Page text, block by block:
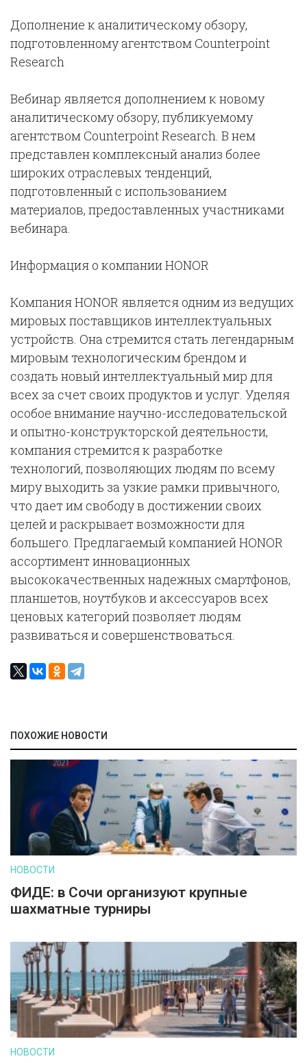
Дополнение к аналитическому обзору,
подготовленному агентством Counterpoint
Research
Вебинар является дополнением к новому
аналитическому обзору, публикуемому
агентством Counterpoint Research. В нем
представлен комплексный анализ более
широких отраслевых тенденций,
подготовленный с использованием
материалов, предоставленных участниками
вебинара.
Информация о компании HONOR
Компания HONOR является одним из ведущих
мировых поставщиков интеллектуальных
устройств. Она стремится стать легендарным
мировым технологическим брендом и
создать новый интеллектуальный мир для
всех за счет своих продуктов и услуг. Уделяя
особое внимание научно-исследовательской
и опытно-конструкторской деятельности,
компания стремится к разработке
технологий, позволяющих людям по всему
миру выходить за узкие рамки привычного,
что дает им свободу в достижении своих
целей и раскрывает возможности для
большего. Предлагаемый компанией HONOR
ассортимент инновационных
высококачественных надежных смартфонов,
планшетов, ноутбуков и аксессуаров всех
ценовых категорий позволяет людям
развиваться и совершенствоваться.
ПОХОЖИЕ НОВОСТИ
НОВОСТИ
ФИДЕ: в Сочи организуют крупные
шахматные турниры
НОВОСТИ